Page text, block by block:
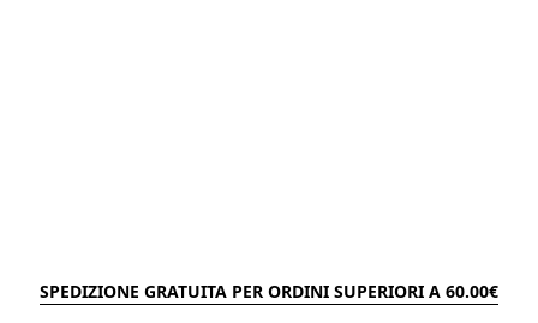
SPEDIZIONE GRATUITA PER ORDINI SUPERIORI A 60.00€